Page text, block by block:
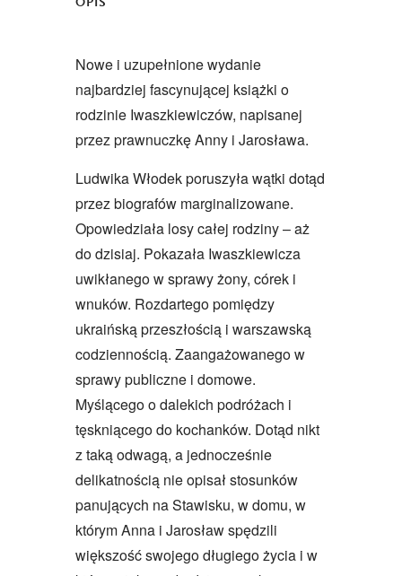
Nowe i uzupełnione wydanie
najbardziej fascynującej książki o
rodzinie Iwaszkiewiczów, napisanej
przez prawnuczkę Anny i Jarosława.
Ludwika Włodek poruszyła wątki dotąd
przez biografów marginalizowane.
Opowiedziała losy całej rodziny – aż
do dzisiaj. Pokazała Iwaszkiewicza
uwikłanego w sprawy żony, córek i
wnuków. Rozdartego pomiędzy
ukraińską przeszłością i warszawską
codziennością. Zaangażowanego w
sprawy publiczne i domowe.
Myślącego o dalekich podróżach i
tęskniącego do kochanków. Dotąd nikt
z taką odwagą, a jednocześnie
delikatnością nie opisał stosunków
panujących na Stawisku, w domu, w
którym Anna i Jarosław spędzili
większość swojego długiego życia i w